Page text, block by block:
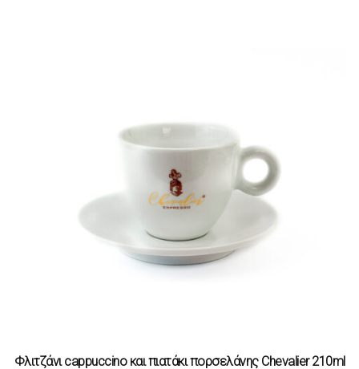
Φλιτζάνι cappuccino και πιατάκι πορσελάνης Chevalier 210ml